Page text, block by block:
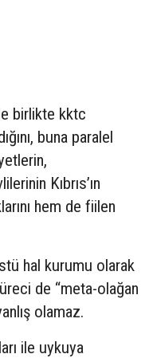
birlikte kktc
buna paralel
Kıbrıs’ın
hem de fiilen
hal kurumu olarak
de “meta-olağan
olamaz.
ile uykuya